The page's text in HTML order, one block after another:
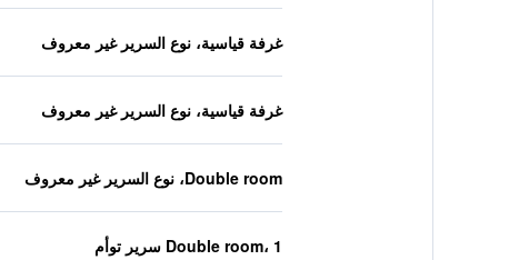
غرفة قياسية، نوع السرير غير معروف
غرفة قياسية، نوع السرير غير معروف
Double room، نوع السرير غير معروف
Double room، 1 سرير توأم